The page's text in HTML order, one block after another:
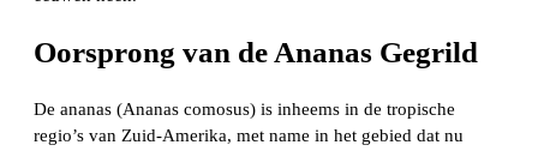
Oorsprong van de Ananas Gegrild
De ananas (Ananas comosus) is inheems in de tropische
regio’s van Zuid-Amerika, met name in het gebied dat nu